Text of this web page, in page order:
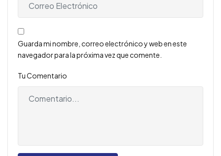
Guarda mi nombre, correo electrónico y web en este
navegador para la próxima vez que comente.
Tu Comentario